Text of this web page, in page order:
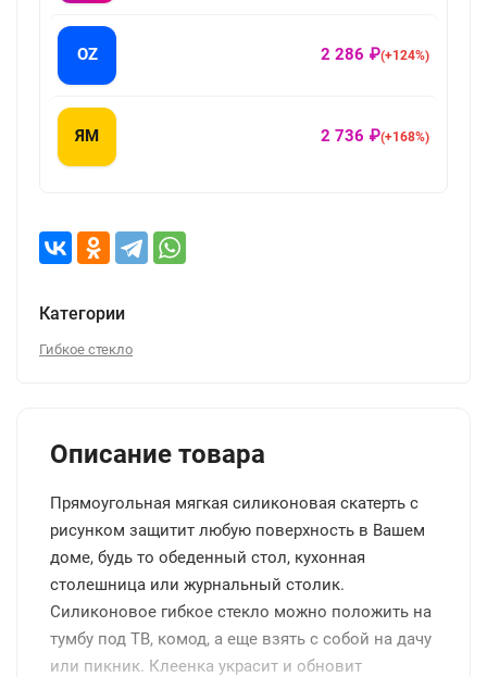
OZ 2 286 ₽(+124%)
ЯМ 2 736 ₽(+168%)
Категории
Гибкое стекло
Описание товара
Прямоугольная мягкая силиконовая скатерть с
рисунком защитит любую поверхность в Вашем
доме, будь то обеденный стол, кухонная
столешница или журнальный столик.
Силиконовое гибкое стекло можно положить на
тумбу под ТВ, комод, а еще взять с собой на дачу
или пикник. Клеенка украсит и обновит